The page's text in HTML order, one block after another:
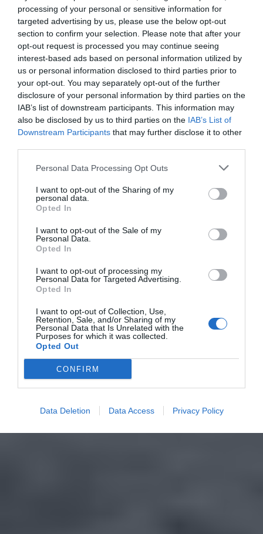
processing of your personal or sensitive information for
targeted advertising by us, please use the below opt-out
section to confirm your selection. Please note that after your
opt-out request is processed you may continue seeing
interest-based ads based on personal information utilized by
us or personal information disclosed to third parties prior to
your opt-out. You may separately opt-out of the further
disclosure of your personal information by third parties on the
IAB’s list of downstream participants. This information may
also be disclosed by us to third parties on the IAB’s List of
Downstream Participants that may further disclose it to other
Personal Data Processing Opt Outs
I want to opt-out of the Sharing of my
personal data.
Opted In
I want to opt-out of the Sale of my
Personal Data.
Opted In
I want to opt-out of processing my
Personal Data for Targeted Advertising.
Opted In
I want to opt-out of Collection, Use,
Retention, Sale, and/or Sharing of my
Personal Data that Is Unrelated with the
Purposes for which it was collected.
Opted Out
CONFIRM
Data Deletion Data Access Privacy Policy